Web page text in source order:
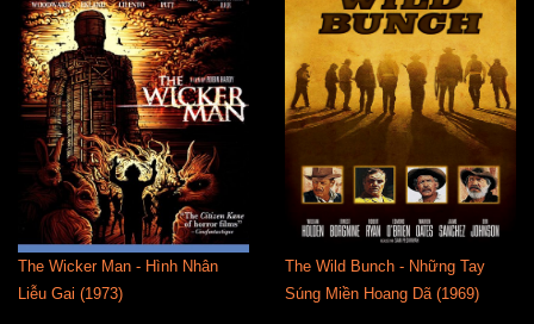
The Wicker Man - Hình Nhân
Liễu Gai (1973)
The Wild Bunch - Những Tay
Súng Miền Hoang Dã (1969)